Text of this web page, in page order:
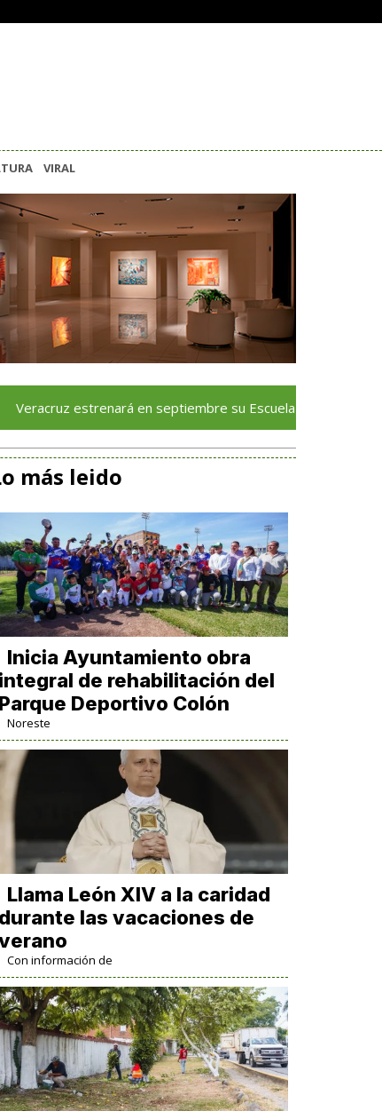
VIRAL
estrenará en septiembre su Escuela de Servicios Turísticos:
más leido
Inicia Ayuntamiento obra
integral de rehabilitación del
Parque Deportivo Colón
Noreste
Llama León XIV a la caridad
durante las vacaciones de
Con información de